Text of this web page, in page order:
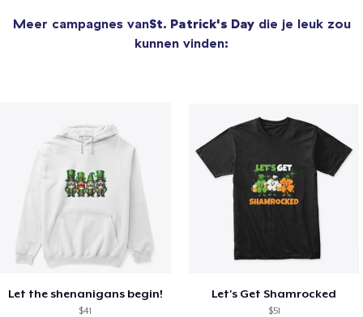
Meer campagnes vanSt. Patrick's Daydie je leuk zou
kunnen vinden:
Let the shenanigans begin!
$41
Let's Get Shamrocked
$51